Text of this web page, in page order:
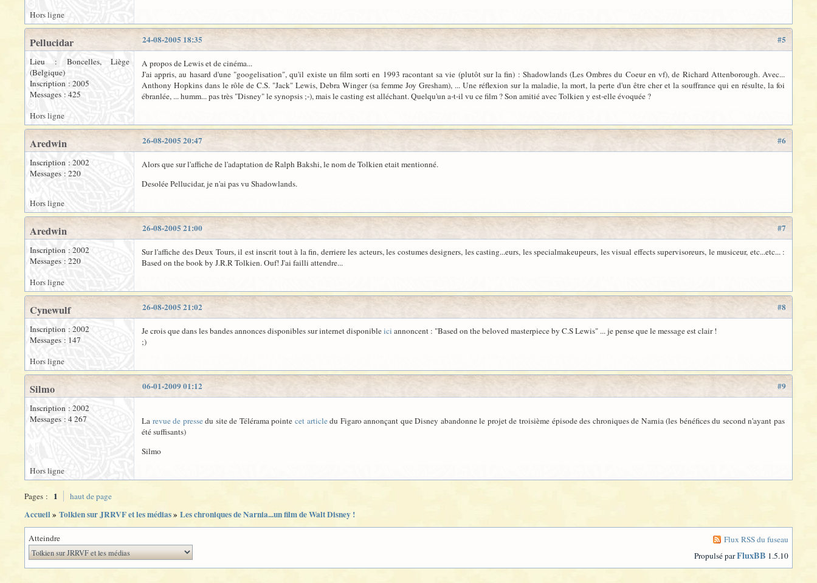
Hors ligne
#5
24-08-2005 18:35
Pellucidar
Lieu : Boncelles, Liège
(Belgique)
Inscription : 2005
Messages : 425
A propos de Lewis et de cinéma...
J'ai appris, au hasard d'une "googelisation", qu'il existe un film sorti en 1993 racontant sa vie (plutôt sur la fin) : Shadowlands (Les Ombres du Coeur en vf), de Richard Attenborough. Avec...
Anthony Hopkins dans le rôle de C.S. "Jack" Lewis, Debra Winger (sa femme Joy Gresham), ... Une réflexion sur la maladie, la mort, la perte d'un être cher et la souffrance qui en résulte, la foi
ébranlée, ... humm... pas très "Disney" le synopsis ;-), mais le casting est alléchant. Quelqu'un a-t-il vu ce film ? Son amitié avec Tolkien y est-elle évoquée ?
Hors ligne
#6
26-08-2005 20:47
Aredwin
Inscription : 2002
Messages : 220
Alors que sur l'affiche de l'adaptation de Ralph Bakshi, le nom de Tolkien etait mentionné.
Desolée Pellucidar, je n'ai pas vu Shadowlands.
Hors ligne
#7
26-08-2005 21:00
Aredwin
Inscription : 2002
Messages : 220
Sur l'affiche des Deux Tours, il est inscrit tout à la fin, derriere les acteurs, les costumes designers, les casting...eurs, les specialmakeupeurs, les visual effects supervisoreurs, le musiceur, etc...etc... :
Based on the book by J.R.R Tolkien. Ouf! J'ai failli attendre...
Hors ligne
#8
26-08-2005 21:02
Cynewulf
Inscription : 2002
Messages : 147
Je crois que dans les bandes annonces disponibles sur internet disponibleici annoncent : "Based on the beloved masterpiece by C.S Lewis" ... je pense que le message est clair !
;)
Hors ligne
#9
06-01-2009 01:12
Silmo
Inscription : 2002
Messages : 4 267
La revue de pressedu site de Télérama pointe cet articledu Figaro annonçant que Disney abandonne le projet de troisième épisode des chroniques de Narnia (les bénéfices du second n'ayant pas
été suffisants)
Silmo
Hors ligne
Pages : 1 haut de page
Accueil» Tolkien sur JRRVF et les médias» Les chroniques de Narnia...un film de Walt Disney !
Atteindre
Flux RSS du fuseau
Propulsé parFluxBB 1.5.10